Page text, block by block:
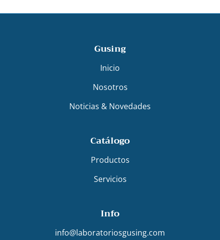
Gusing
Inicio
Nosotros
Noticias & Novedades
Catálogo
Productos
Servicios
Info
info@laboratoriosgusing.com